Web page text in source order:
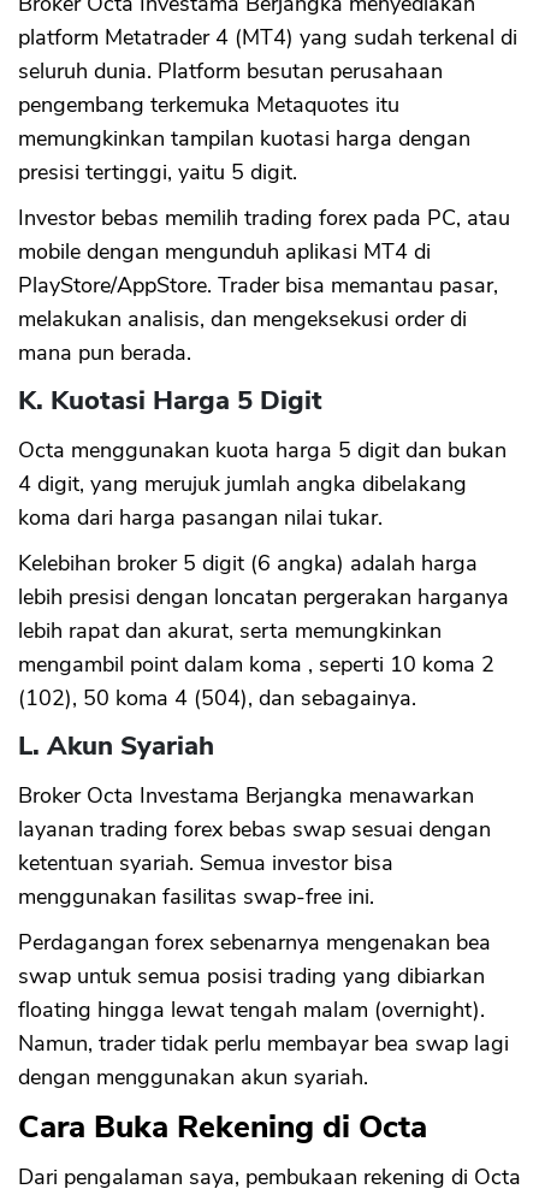
platform Metatrader 4 (MT4) yang sudah terkenal di
seluruh dunia. Platform besutan perusahaan
pengembang terkemuka Metaquotes itu
memungkinkan tampilan kuotasi harga dengan
presisi tertinggi, yaitu 5 digit.
Investor bebas memilih trading forex pada PC, atau
mobile dengan mengunduh aplikasi MT4 di
PlayStore/AppStore. Trader bisa memantau pasar,
melakukan analisis, dan mengeksekusi order di
mana pun berada.
K. Kuotasi Harga 5 Digit
Octa menggunakan kuota harga 5 digit dan bukan
4 digit, yang merujuk jumlah angka dibelakang
koma dari harga pasangan nilai tukar.
Kelebihan broker 5 digit (6 angka) adalah harga
lebih presisi dengan loncatan pergerakan harganya
lebih rapat dan akurat, serta memungkinkan
mengambil point dalam koma , seperti 10 koma 2
(102), 50 koma 4 (504), dan sebagainya.
L. Akun Syariah
Broker Octa Investama Berjangka menawarkan
layanan trading forex bebas swap sesuai dengan
ketentuan syariah. Semua investor bisa
menggunakan fasilitas swap-free ini.
Perdagangan forex sebenarnya mengenakan bea
swap untuk semua posisi trading yang dibiarkan
floating hingga lewat tengah malam (overnight).
Namun, trader tidak perlu membayar bea swap lagi
dengan menggunakan akun syariah.
Cara Buka Rekening di Octa
Dari pengalaman saya, pembukaan rekening di Octa